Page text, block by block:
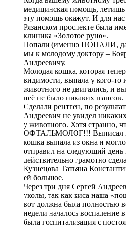
медицинская помощь, летишь
эту помощь окажут. И для
Рязанском проспекте была
клиника «Золотое руно».
Попали (именно ПОПАЛИ,
мы к молодому доктору –
Андреевичу.
Молодая кошка, которая
видимости, выпала у кого-то
животного не двигались, и
неё не было никаких шансов.
Сделали рентген, по
Андреевич не увидел
у животного. Хотя странно,
ОФТАЛЬМОЛОГ!!! Выписал
кошка выпала из окна и могло
отправил на следующий
действительно грамотно
Кузнецова Татьяна
ей большое.
Через три дня Сергей
уколы, так как киса наша
вот должна была полностью
недели началось воспаление
была госпитализация с